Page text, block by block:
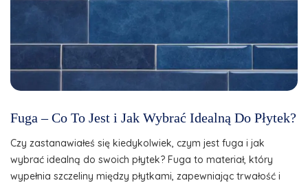
Fuga – Co To Jest i Jak Wybrać Idealną Do Płytek?
Czy zastanawiałeś się kiedykolwiek, czym jest fuga i jak
wybrać idealną do swoich płytek? Fuga to materiał, który
wypełnia szczeliny między płytkami, zapewniając trwałość i